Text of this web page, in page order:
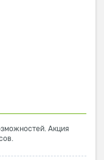
Акция